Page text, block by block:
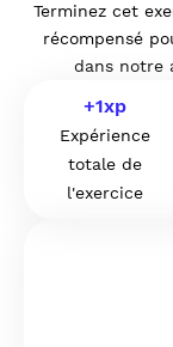
Terminez cet
récompensé
dans notre
+1xp
Expérience
totale de
l'exercice